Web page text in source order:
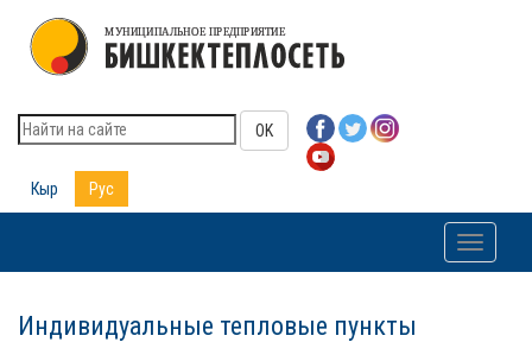
OK
Кыр Рус
Toggle
Индивидуальные тепловые пункты